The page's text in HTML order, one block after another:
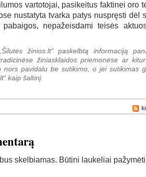
vartotojai, pasikeitus faktinei oro
nustatyta tvarka patys nuspręsti dėl
nepažeisdami teisės
žinios.lt“ paskelbtą informaciją
žiniasklaidos priemonėse ar
nors pavidalu be sutikimo, o jei sutikimas
kaip šaltinį.
skelbiamas. Būtini laukeliai